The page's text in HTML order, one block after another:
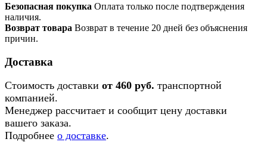
Безопасная покупка Оплата только после подтверждения
наличия.
Возврат товара Возврат в течение 20 дней без объяснения
причин.
Доставка
Стоимость доставки от 460 руб. транспортной
компанией.
Менеджер рассчитает и сообщит цену доставки
вашего заказа.
Подробнее о доставке.